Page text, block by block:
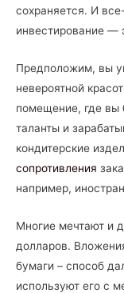
сохраняется. И
инвестирование —
Предположим, вы
невероятной
помещение, где вы
таланты и
кондитерские
сопротивления
например,
Многие мечтают и
долларов.
бумаги – способ
используют его с